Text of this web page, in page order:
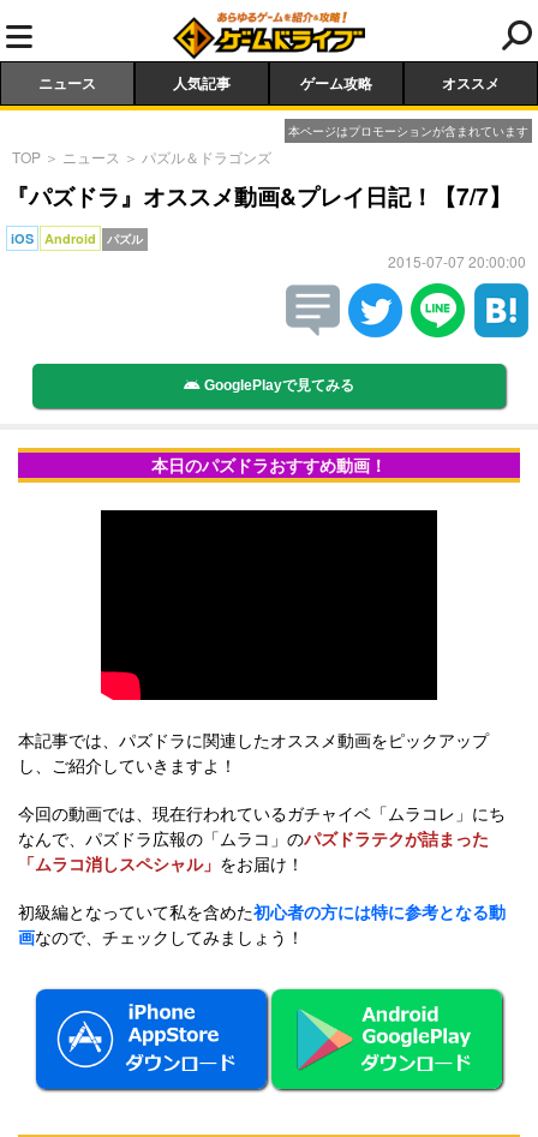
ニュース 人気記事 ゲーム攻略 オススメ
本ページはプロモーションが含まれています
TOP ＞ ニュース ＞ パズル＆ドラゴンズ
『パズドラ』オススメ動画&プレイ日記！【7/7】
iOS Android パズル
2015-07-07 20:00:00
GooglePlayで見てみる
本日のパズドラおすすめ動画！
本記事では、パズドラに関連したオススメ動画をピックアップ
し、ご紹介していきますよ！
今回の動画では、現在行われているガチャイベ「ムラコレ」にち
なんで、パズドラ広報の「ムラコ」のパズドラテクが詰まった
「ムラコ消しスペシャル」 をお届け！
初級編となっていて私を含めた初心者の方には特に参考となる動
画なので、チェックしてみましょう！